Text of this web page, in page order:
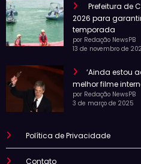
Prefeitura de
2026 para
temporada
por Redação NewsPB
13 de novembro de
‘Ainda estou
melhor filme
por Redação NewsPB
3 de março de 2025
Política de Privacidade
Contato